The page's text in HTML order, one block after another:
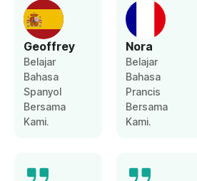
Geoffrey
Belajar
Bahasa
Spanyol
Bersama
Kami.
Nora
Belajar
Bahasa
Prancis
Bersama
Kami.